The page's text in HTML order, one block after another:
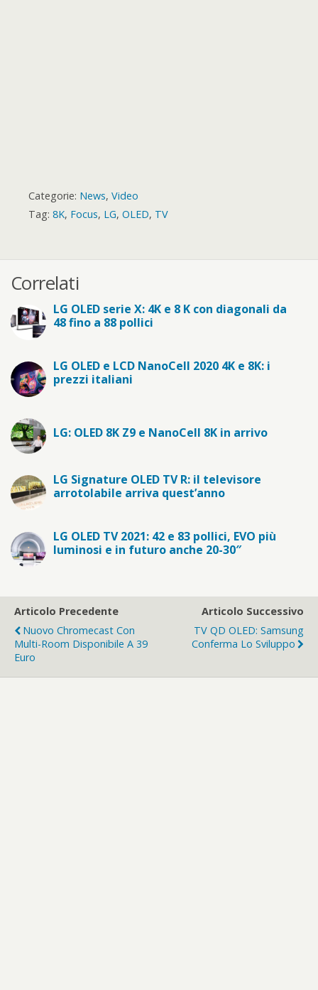
Categorie: News, Video
Tag: 8K, Focus, LG, OLED, TV
Correlati
LG OLED serie X: 4K e 8 K con diagonali da
48 fino a 88 pollici
LG OLED e LCD NanoCell 2020 4K e 8K: i
prezzi italiani
LG: OLED 8K Z9 e NanoCell 8K in arrivo
LG Signature OLED TV R: il televisore
arrotolabile arriva quest’anno
LG OLED TV 2021: 42 e 83 pollici, EVO più
luminosi e in futuro anche 20-30″
Articolo Precedente
Nuovo Chromecast Con
Multi-Room Disponibile A 39
Euro
Articolo Successivo
TV QD OLED: Samsung
Conferma Lo Sviluppo